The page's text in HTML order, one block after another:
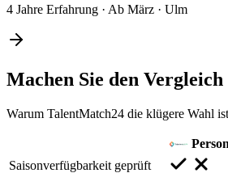
4 Jahre Erfahrung · Ab März · Ulm
Machen Sie den Vergleich
Warum TalentMatch24 die klügere Wahl ist
Saisonverfügbarkeit geprüft